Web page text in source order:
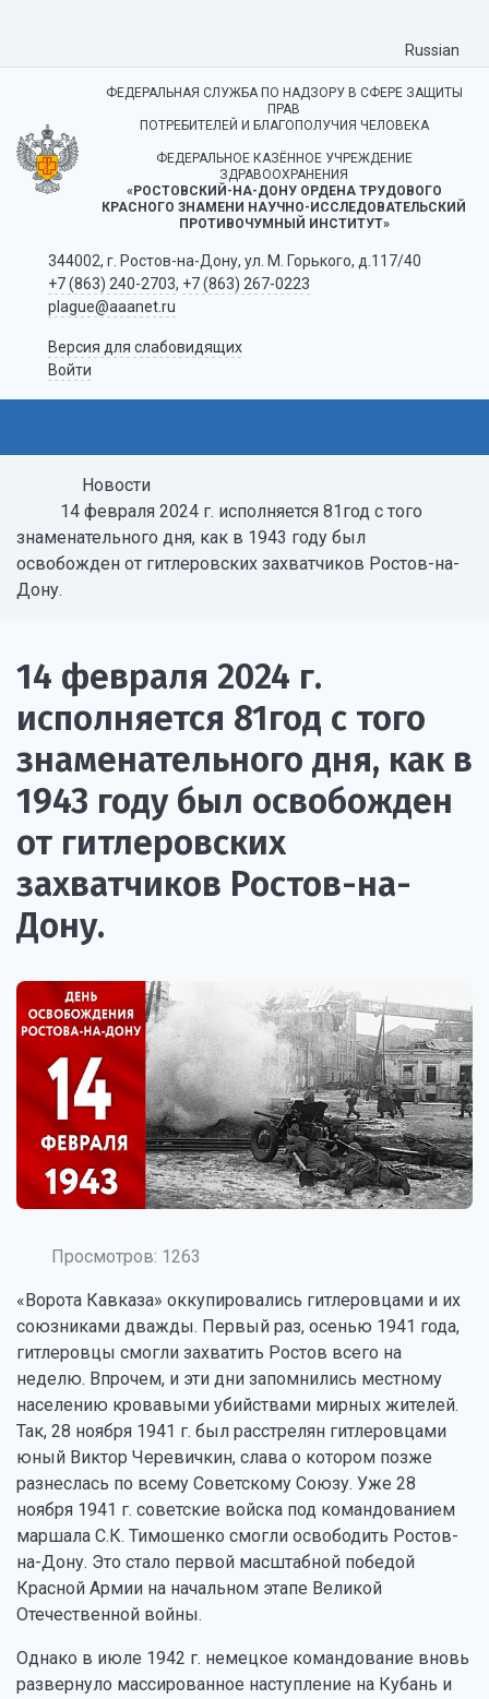
Russian
ФЕДЕРАЛЬНАЯ СЛУЖБА ПО НАДЗОРУ В СФЕРЕ ЗАЩИТЫ
ПРАВ
ПОТРЕБИТЕЛЕЙ И БЛАГОПОЛУЧИЯ ЧЕЛОВЕКА
ФЕДЕРАЛЬНОЕ КАЗЁННОЕ УЧРЕЖДЕНИЕ
ЗДРАВООХРАНЕНИЯ
«РОСТОВСКИЙ-НА-ДОНУ ОРДЕНА ТРУДОВОГО
КРАСНОГО ЗНАМЕНИ НАУЧНО-ИССЛЕДОВАТЕЛЬСКИЙ
ПРОТИВОЧУМНЫЙ ИНСТИТУТ»
344002, г. Ростов-на-Дону, ул. М. Горького, д.117/40
+7 (863) 240-2703, +7 (863) 267-0223
plague@aaanet.ru
Версия для слабовидящих
Войти
Новости
14 февраля 2024 г. исполняется 81год с того
знаменательного дня, как в 1943 году был
освобожден от гитлеровских захватчиков Ростов-на-
Дону.
14 февраля 2024 г.
исполняется 81год с того
знаменательного дня, как в
1943 году был освобожден
от гитлеровских
захватчиков Ростов-на-
Дону.
Просмотров: 1263
«Ворота Кавказа» оккупировались гитлеровцами и их
союзниками дважды. Первый раз, осенью 1941 года,
гитлеровцы смогли захватить Ростов всего на
неделю. Впрочем, и эти дни запомнились местному
населению кровавыми убийствами мирных жителей.
Так, 28 ноября 1941 г. был расстрелян гитлеровцами
юный Виктор Черевичкин, слава о котором позже
разнеслась по всему Советскому Союзу. Уже 28
ноября 1941 г. советские войска под командованием
маршала С.К. Тимошенко смогли освободить Ростов-
на-Дону. Это стало первой масштабной победой
Красной Армии на начальном этапе Великой
Отечественной войны.
Однако в июле 1942 г. немецкое командование вновь
развернуло массированное наступление на Кубань и